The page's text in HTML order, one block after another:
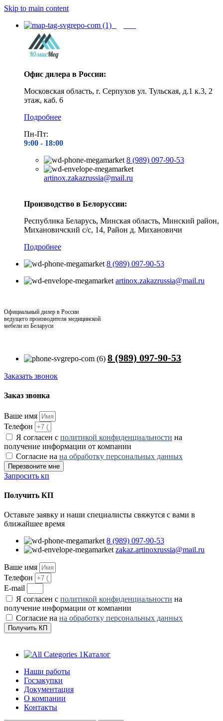
Skip to main content
Офис дилера в России:
Московская область, г. Серпухов ул. Тульская, д.1 к.3, 2
этаж, каб. 6
Подробнее
Пн-Пт:
9:00 - 18:00
8 (989) 097-90-53
artinox.zakazrussia@mail.ru
Производство в Белоруссии:
Республика Беларусь, Минская область, Минский район,
Михановичский с/с, 14, Район д. Михановичи
Подробнее
8 (989) 097-90-53
artinox.zakazrussia@mail.ru
Официальный дилер в России
ведущего производителя медицинской
мебели из Беларуси
8 (989) 097-90-53
Заказать звонок
Заказ звонка
Ваше имя
Телефон
Я согласен с политикой конфиденциальности на
получение информации от компании
Согласие на на обработку персональных данных
Перезвоните мне
Запросить кп
Получить КП
Оставьте заявку и наши специалисты свяжутся с вами в
ближайшее время
8 (989) 097-90-53
zakaz.artinoxrussia@mail.ru
Ваше имя
Телефон
E-mail
Я согласен с политикой конфиденциальности на
получение информации от компании
Согласие на на обработку персональных данных
Получить КП
Каталог
Наши работы
Госзакупки
Документация
О компании
Контакты